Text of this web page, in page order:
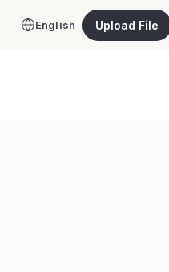
English Upload File